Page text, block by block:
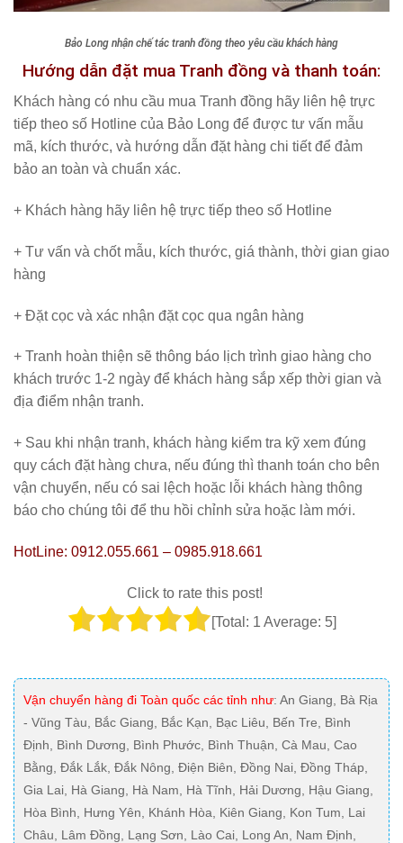
Bảo Long nhận chế tác tranh đồng theo yêu cầu khách hàng
Hướng dẫn đặt mua Tranh đồng và thanh toán:
Khách hàng có nhu cầu mua Tranh đồng hãy liên hệ trực
tiếp theo số Hotline của Bảo Long để được tư vấn mẫu
mã, kích thước, và hướng dẫn đặt hàng chi tiết để đảm
bảo an toàn và chuẩn xác.
+ Khách hàng hãy liên hệ trực tiếp theo số Hotline
+ Tư vấn và chốt mẫu, kích thước, giá thành, thời gian giao
hàng
+ Đặt cọc và xác nhận đặt cọc qua ngân hàng
+ Tranh hoàn thiện sẽ thông báo lịch trình giao hàng cho
khách trước 1-2 ngày để khách hàng sắp xếp thời gian và
địa điểm nhận tranh.
+ Sau khi nhận tranh, khách hàng kiểm tra kỹ xem đúng
quy cách đặt hàng chưa, nếu đúng thì thanh toán cho bên
vận chuyển, nếu có sai lệch hoặc lỗi khách hàng thông
báo cho chúng tôi để thu hồi chỉnh sửa hoặc làm mới.
HotLine: 0912.055.661 – 0985.918.661
Click to rate this post!
[Total: 1 Average: 5]
Vận chuyển hàng đi Toàn quốc các tỉnh như: An Giang, Bà Rịa
- Vũng Tàu, Bắc Giang, Bắc Kạn, Bạc Liêu, Bến Tre, Bình
Định, Bình Dương, Bình Phước, Bình Thuận, Cà Mau, Cao
Bằng, Đắk Lắk, Đắk Nông, Điện Biên, Đồng Nai, Đồng Tháp,
Gia Lai, Hà Giang, Hà Nam, Hà Tĩnh, Hải Dương, Hậu Giang,
Hòa Bình, Hưng Yên, Khánh Hòa, Kiên Giang, Kon Tum, Lai
Châu, Lâm Đồng, Lạng Sơn, Lào Cai, Long An, Nam Định,